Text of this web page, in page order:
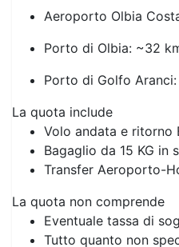
esplorare la Gallura e le
Posizione
Sardegna
Aeroporto Olbia
Porto di Olbia: ~32
Porto di Golfo
La quota include
Volo andata e ritorno